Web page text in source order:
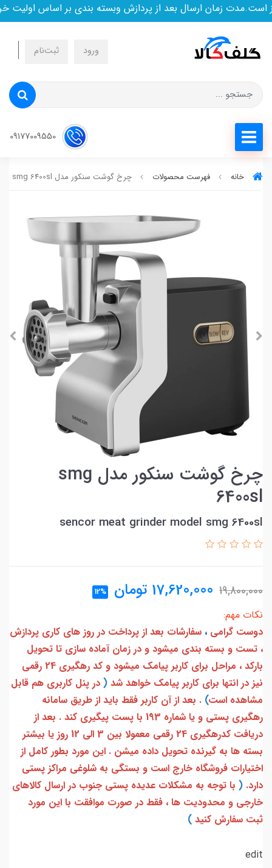
زمان ارسال بعد از پردازش وبسته بندی بر اساس اولیت
ورود ثبت‌نام
خانه فهرست محصولات چرخ گوشت سنکور مدل smg 6400sl
چرخ گوشت سنکور مدل smg
6400sl
sencor meat grinder model smg 6400sl
19,800,000
17,620,000 تومان 12%
نکات مهم:
دوست گرامی ، سفارشات بعد از پرداخت در روز های کاری پردازش
، تست و بسته بندی میشود و در زمان آماده سازی تا تحویل
بارکد ، مراحل برای کاربر پیامک میشود و کد رهگیری 24 رقمی
نیز در انتها برای کاربر پیامک خواهد شد ( در پنل کاربری هم قابل
مشاهده است) . بعد از آن کاربر فقط باید از طریق سامانه
رهگیری پستی و یا شماره 193 با پست پیگیری کند . بعد از
دریافت کدرهگیری 24 رقمی معمولا بین 3 الی 12 روز یا بیشتر
بسته ها به گیرنده تحویل داده میشن . این مورد بطور کامل از
اختیارات فروشگاه خارج است و بستگی به شلوغی مراکز پستی
دارد. ( با توجه به مشکلات عدیده پستی جنوب در ارسال کالاهای
خارجی و محدودیت ها ، فقط در صورت موافقت با این مورد
ثبت سفارش کنید )
edit